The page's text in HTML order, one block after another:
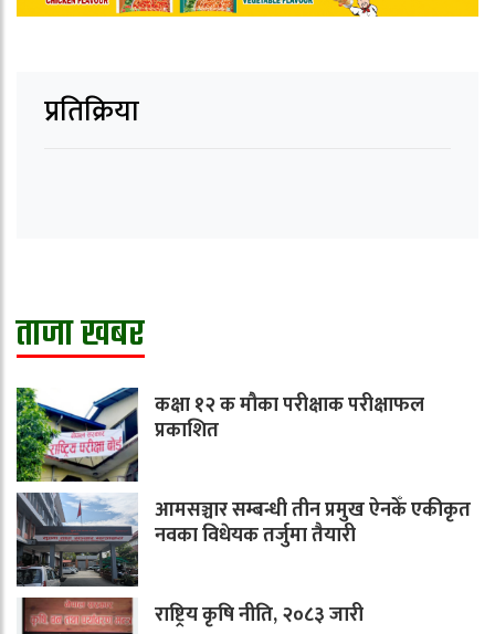
प्रतिक्रिया
ताजा खबर
कक्षा १२ क मौका परीक्षाक परीक्षाफल
प्रकाशित
आमसञ्चार सम्बन्धी तीन प्रमुख ऐनकेँ एकीकृत
नवका विधेयक तर्जुमा तैयारी
राष्ट्रिय कृषि नीति, २०८३ जारी